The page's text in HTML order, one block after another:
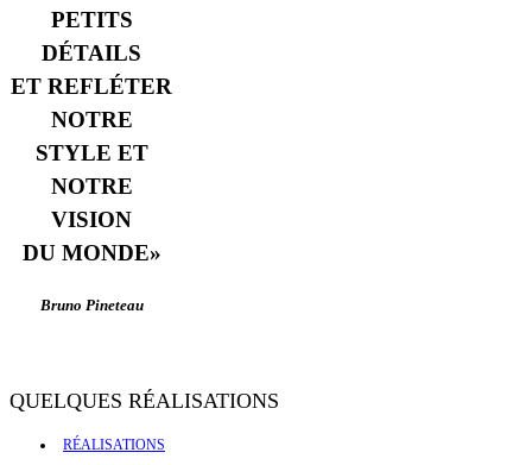
PETITS
DÉTAILS
ET REFLÉTER
NOTRE
STYLE ET
NOTRE
VISION
DU MONDE»
Bruno Pineteau
QUELQUES RÉALISATIONS
RÉALISATIONS